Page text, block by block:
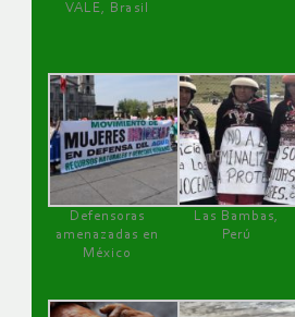
VALE, Brasil
Defensoras
amenazadas en
México
Las Bambas,
Perú